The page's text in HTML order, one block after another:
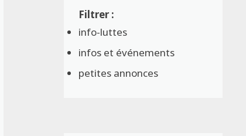
info-luttes
infos et événements
petites annonces